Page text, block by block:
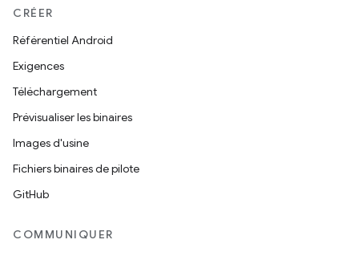
CRÉER
Référentiel Android
Exigences
Téléchargement
Prévisualiser les binaires
Images d'usine
Fichiers binaires de pilote
GitHub
COMMUNIQUER